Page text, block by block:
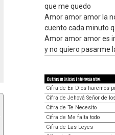
que me quedo
Amor amor amor la
cuento cada minuto
Amor amor amor es
y no quiero pasarme
Outras músicas interessantes
Cifra de En Dios haremos
Cifra de Jehová Señor de
Cifra de Te Necesito
Cifra de Me falta todo
Cifra de Las Leyes